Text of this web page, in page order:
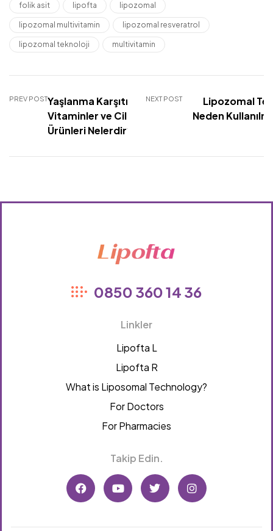
folik asit lipofta lipozomal
lipozomal multivitamin lipozomal resveratrol
lipozomal teknoloji multivitamin
PREV POSTYaşlanma Karşıtı
Vitaminler ve Cilt Bakım
Ürünleri Nelerdir?
NEXT POST
Lipozomal
Neden
0850 360 14 36
Linkler
Lipofta L
Lipofta R
What is Liposomal Technology?
For Doctors
For Pharmacies
Takip Edin.